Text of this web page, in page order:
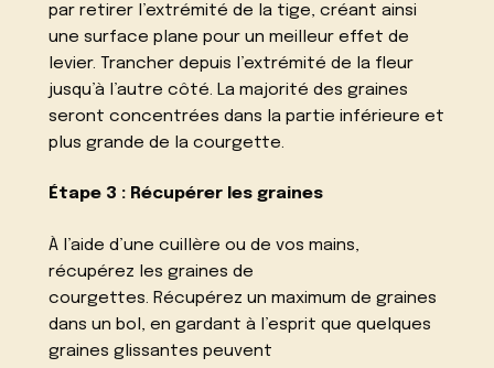
par retirer l’extrémité de la tige, créant ainsi
une surface plane pour un meilleur effet de
levier. Trancher depuis l’extrémité de la fleur
jusqu’à l’autre côté. La majorité des graines
seront concentrées dans la partie inférieure et
plus grande de la courgette.
Étape 3 : Récupérer les graines
À l’aide d’une cuillère ou de vos mains,
récupérez les graines de
courgettes. Récupérez un maximum de graines
dans un bol, en gardant à l’esprit que quelques
graines glissantes peuvent